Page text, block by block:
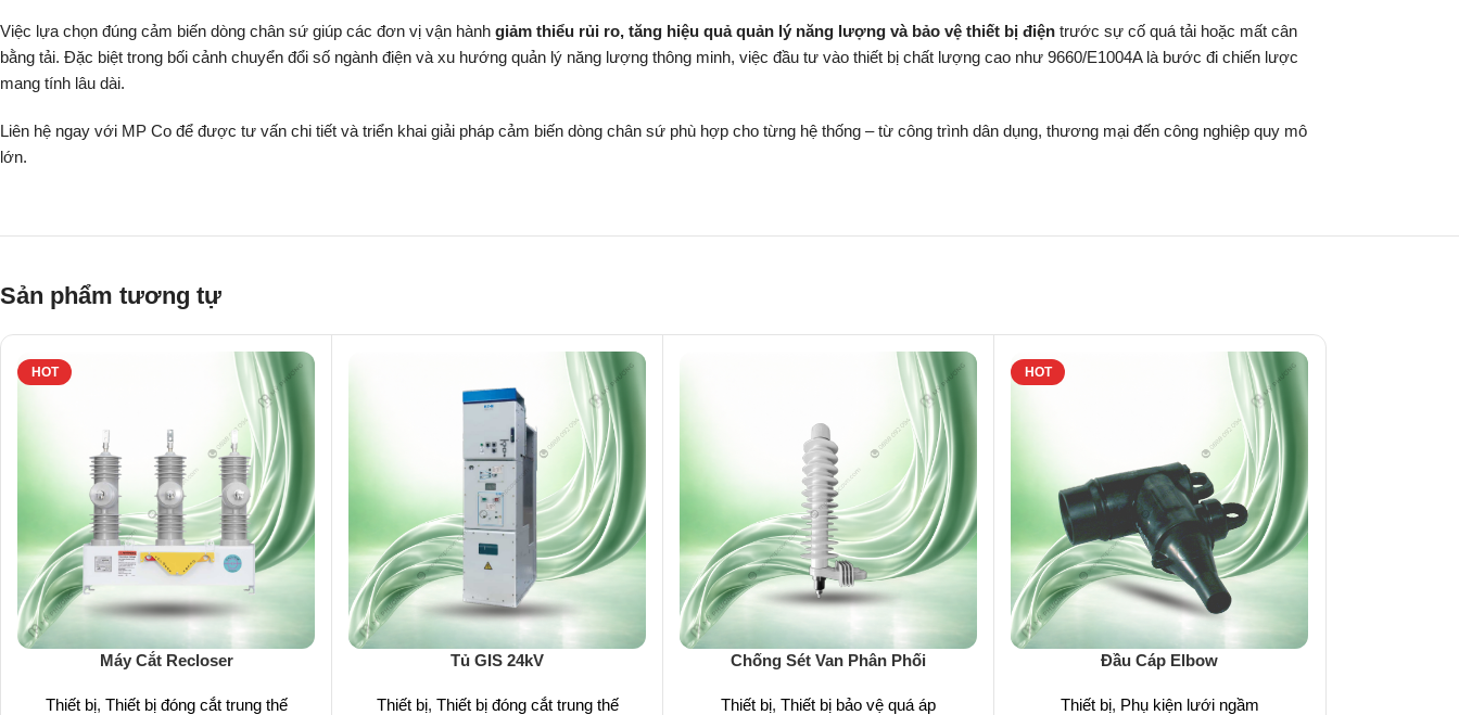
Việc lựa chọn đúng cảm biến dòng chân sứ giúp các đơn vị vận hành giảm thiểu rủi ro, tăng hiệu quả quản lý năng lượng và bảo vệ thiết bị điện trước sự cố quá tải hoặc mất cân
bằng tải. Đặc biệt trong bối cảnh chuyển đổi số ngành điện và xu hướng quản lý năng lượng thông minh, việc đầu tư vào thiết bị chất lượng cao như 9660/E1004A là bước đi chiến lược
mang tính lâu dài.
Liên hệ ngay với MP Co để được tư vấn chi tiết và triển khai giải pháp cảm biến dòng chân sứ phù hợp cho từng hệ thống – từ công trình dân dụng, thương mại đến công nghiệp quy mô
lớn.
Sản phẩm tương tự
HOT
Máy Cắt Recloser
Thiết bị, Thiết bị đóng cắt trung thế
Tủ GIS 24kV
Thiết bị, Thiết bị đóng cắt trung thế
Chống Sét Van Phân Phối
Thiết bị, Thiết bị bảo vệ quá áp
HOT
Đầu Cáp Elbow
Thiết bị, Phụ kiện lưới ngầm